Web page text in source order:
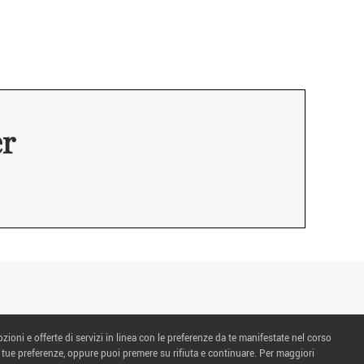
e offerte di servizi in linea con le preferenze da te manifestate nel corso
preferenze, oppure puoi premere su rifiuta e continuare. Per maggiori